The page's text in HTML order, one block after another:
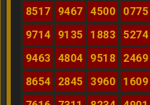
8517
9467 4500 0775
9714
9135 1883 5274
9463
4804 9518 2469
8654
2845 3960 1609